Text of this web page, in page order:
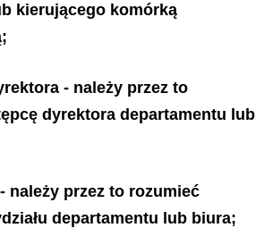
kierującego komórką
- należy przez to
dyrektora departamentu lub
należy przez to rozumieć
departamentu lub biura;